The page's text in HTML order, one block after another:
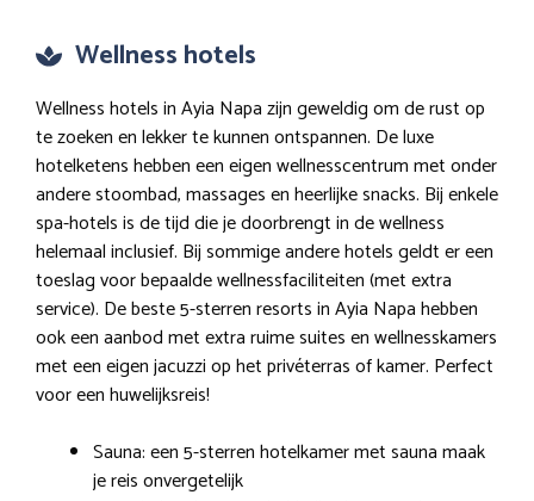
Wellness hotels
Wellness hotels in Ayia Napa zijn geweldig om de rust op
te zoeken en lekker te kunnen ontspannen. De luxe
hotelketens hebben een eigen wellnesscentrum met onder
andere stoombad, massages en heerlijke snacks. Bij enkele
spa-hotels is de tijd die je doorbrengt in de wellness
helemaal inclusief. Bij sommige andere hotels geldt er een
toeslag voor bepaalde wellnessfaciliteiten (met extra
service). De beste 5-sterren resorts in Ayia Napa hebben
ook een aanbod met extra ruime suites en wellnesskamers
met een eigen jacuzzi op het privéterras of kamer. Perfect
voor een huwelijksreis!
Sauna: een 5-sterren hotelkamer met sauna maak
je reis onvergetelijk